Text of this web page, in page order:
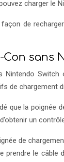
charger le
de
sans
de
que la poignée
un
de
le câble